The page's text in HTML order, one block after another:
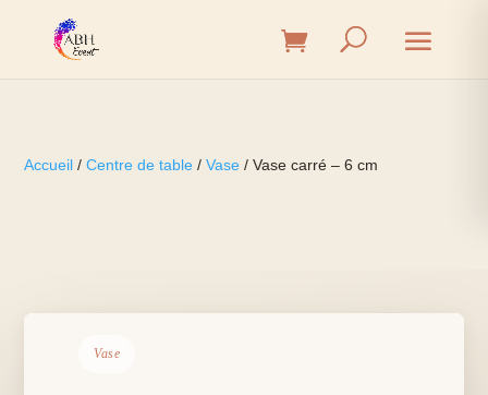
Accueil /Centre de table /Vase / Vase carré – 6 cm
Vase